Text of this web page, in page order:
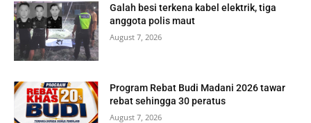
Galah besi terkena kabel elektrik, tiga
anggota polis maut
August 7, 2026
Program Rebat Budi Madani 2026 tawar
rebat sehingga 30 peratus
August 7, 2026